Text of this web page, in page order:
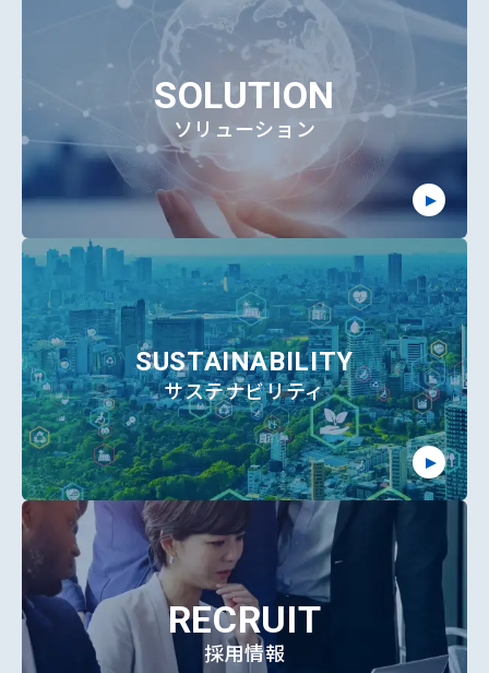
SOLUTION
ソリューション
SUSTAINABILITY
サステナビリティ
RECRUIT
採用情報